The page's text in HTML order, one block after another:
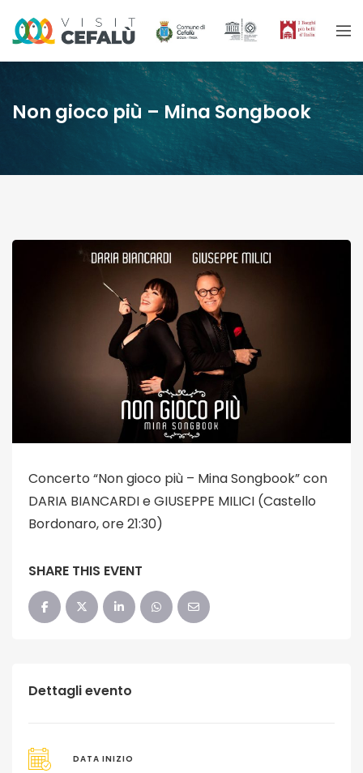
Non gioco più – Mina Songbook
Concerto “Non gioco più – Mina Songbook” con
DARIA BIANCARDI e GIUSEPPE MILICI (Castello
Bordonaro, ore 21:30)
SHARE THIS EVENT
Dettagli evento
DATA INIZIO